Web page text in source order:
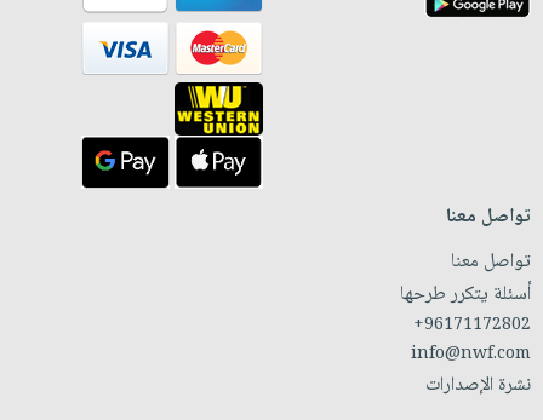
تواصل معنا
تواصل معنا
أسئلة يتكرر طرحها
+96171172802
info@nwf.com
نشرة الإصدارات